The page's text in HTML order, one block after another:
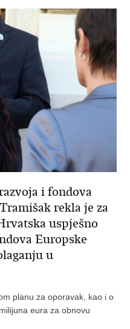
i fondova
rekla je za
uspješno
Europske
u
planu za oporavak, kao i o
eura za obnovu